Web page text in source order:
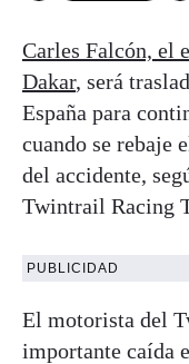
Carles Falcón, el
Dakar, será
España para
cuando se rebaje
del accidente,
Twintrail Racing
PUBLICIDAD
El motorista del
importante caída